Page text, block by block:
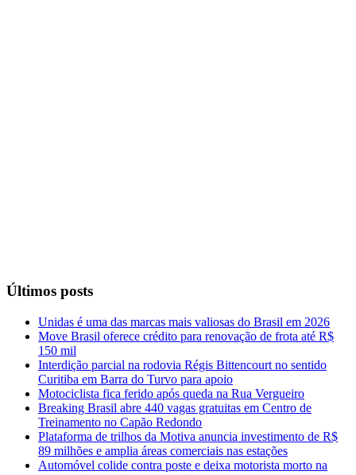
Últimos posts
Unidas é uma das marcas mais valiosas do Brasil em 2026
Move Brasil oferece crédito para renovação de frota até R$
150 mil
Interdição parcial na rodovia Régis Bittencourt no sentido
Curitiba em Barra do Turvo para apoio
Motociclista fica ferido após queda na Rua Vergueiro
Breaking Brasil abre 440 vagas gratuitas em Centro de
Treinamento no Capão Redondo
Plataforma de trilhos da Motiva anuncia investimento de R$
89 milhões e amplia áreas comerciais nas estações
Automóvel colide contra poste e deixa motorista morto na